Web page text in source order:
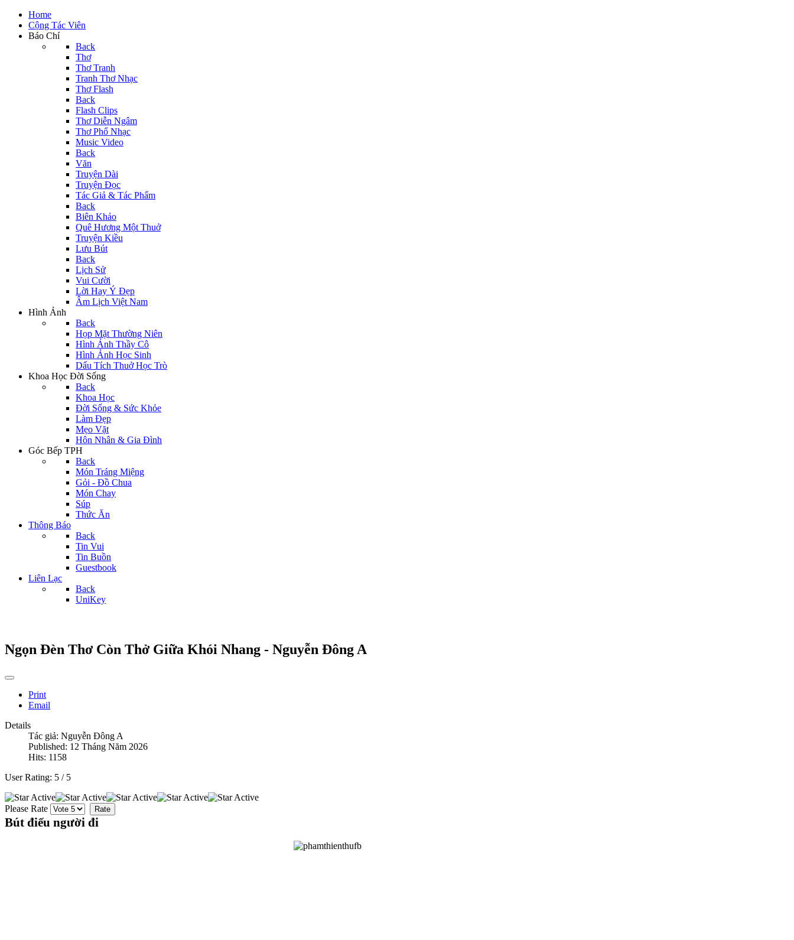
Home
Cộng Tác Viên
Báo Chí
Back
Thơ
Thơ Tranh
Tranh Thơ Nhạc
Thơ Flash
Back
Flash Clips
Thơ Diễn Ngâm
Thơ Phổ Nhạc
Music Video
Back
Văn
Truyện Dài
Truyện Đọc
Tác Giả & Tác Phẩm
Back
Biên Khảo
Quê Hương Một Thuở
Truyện Kiều
Lưu Bút
Back
Lịch Sử
Vui Cười
Lời Hay Ý Đẹp
Âm Lịch Việt Nam
Hình Ảnh
Back
Họp Mặt Thường Niên
Hình Ảnh Thầy Cô
Hình Ảnh Học Sinh
Dấu Tích Thuở Học Trò
Khoa Học Đời Sống
Back
Khoa Học
Đời Sống & Sức Khỏe
Làm Đẹp
Mẹo Vặt
Hôn Nhân & Gia Đình
Góc Bếp TPH
Back
Món Tráng Miệng
Gỏi - Đồ Chua
Món Chay
Súp
Thức Ăn
Thông Báo
Back
Tin Vui
Tin Buồn
Guestbook
Liên Lạc
Back
UniKey
Ngọn Đèn Thơ Còn Thở Giữa Khói Nhang - Nguyễn Đông A
Print
Email
Details
Tác giả: Nguyễn Đông A
Published: 12 Tháng Năm 2026
Hits: 1158
User Rating: 5 / 5
Please Rate
Bút điếu người đi